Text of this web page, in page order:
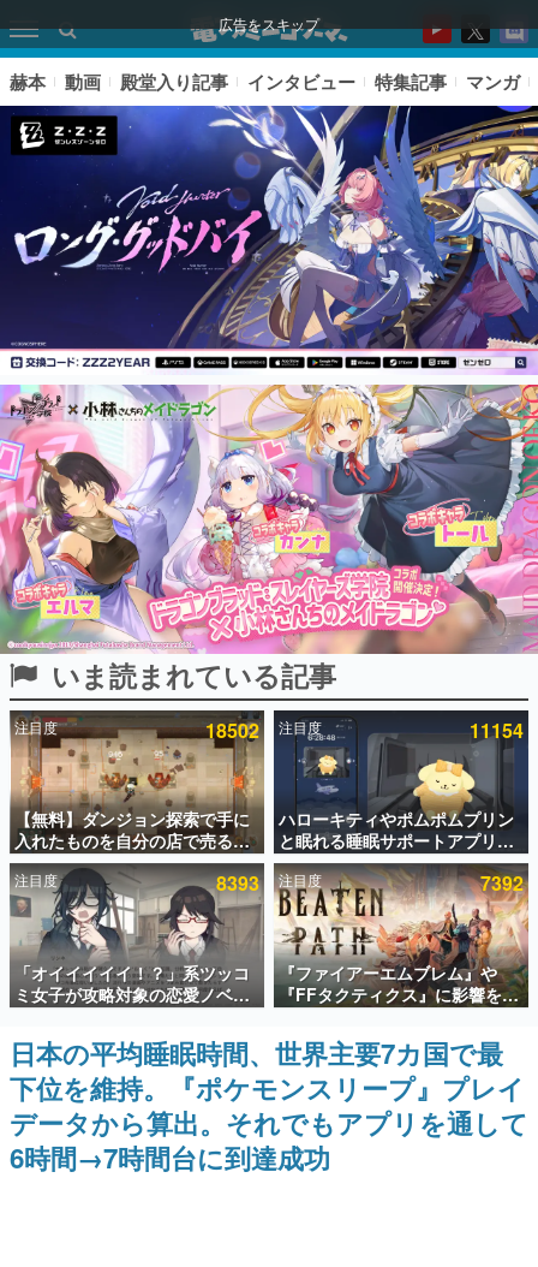
広告をスキップ
ピックアップ
電ファミのいま読まれている記事ランキング
アプリセール情報
インタビュー
連載・特集一覧
殿堂入り記事
SNS拡散数が数千以上！ ページビュー数万以上！ などな
ど。多くの人々に読まれた、電ファミ渾身の“殿堂入り”記
事をまとめました。
ゲームの企画書
名作ゲームクリエイターの方々に製作時のエピソードをお
聞きし、ヒットする企画（ゲーム）とは何か？を探ってい
きます。
赫本
この物語を解いてはいけない。『赫本』は、〈試験問題〉
の形をした短編ホラー小説集です。
新世代に訊く
これからのデジタルゲーム市場を担う若きクリエイター達
の姿を追い、彼らのルーツと情熱を探っていきます。
ゲーム世代の作家たち
ゲームに多大な影響を受けた作家さんに取材し、ゲームが
日本のコンテンツ産業やカルチャーに与えた影響を探る企
画です。
日本モバイルゲーム産業史
日本のモバイルゲーム史における主要なトピック・タイト
赫本 動画 殿堂入り記事 インタビュー 特集記事 マンガ
いま読まれている記事
注目度 18502
【無料】ダンジョン探索で手に
入れたものを自分の店で売るゲ
ーム『Moonlighter』がSteam
にて無料配布中！続編
『Moonlighter 2』の9月2日正
式リリースを記念したキャンペ
ーン
注目度 11154
ハローキティやポムポムプリン
と眠れる睡眠サポートアプリ
『ゆめたび』が配信中。キャラ
ごとのASMRや目覚ましアラー
ムも搭載
注目度 8393
「オイイイイイ！？」系ツッコ
ミ女子が攻略対象の恋愛ノベル
ゲーム『美術部カノジョ』
Steamストアページが公開。
「お前らーそろそろ自重しろ
ー？＾＾」暗黒微笑の夢女子
や、萌え声不思議ちゃん女子と
青春を謳歌
注目度 7392
『ファイアーエムブレム』や
『FFタクティクス』に影響を受
けた新作戦略RPG『Beaten
Path』2027年に発売へ。
PC（Steam）、PS5、Xbox、
Switch向けにリリース予定
日本の平均睡眠時間、世界主要7カ国で最
下位を維持。『ポケモンスリープ』プレイ
データから算出。それでもアプリを通して
6時間→7時間台に到達成功